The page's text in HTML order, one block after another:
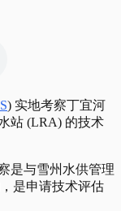
) 实地考察丁宜河
站 (LRA) 的技术
是与雪州水供管理
是申请技术评估